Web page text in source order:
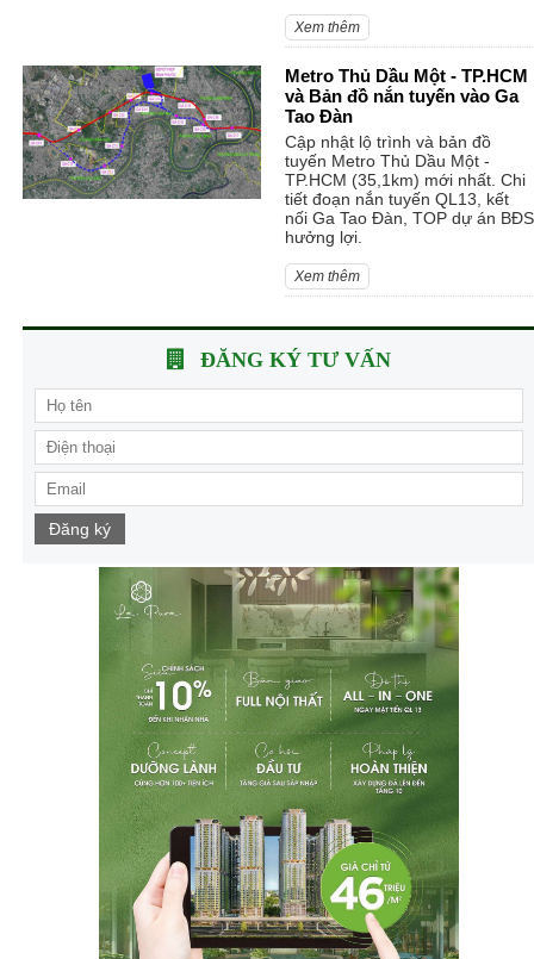
Xem thêm
Metro Thủ Dầu Một - TP.HCM
và Bản đồ nắn tuyến vào Ga
Tao Đàn
Cập nhật lộ trình và bản đồ
tuyến Metro Thủ Dầu Một -
TP.HCM (35,1km) mới nhất. Chi
tiết đoạn nắn tuyến QL13, kết
nối Ga Tao Đàn, TOP dự án BĐS
hưởng lợi.
Xem thêm
ĐĂNG KÝ TƯ VẤN
Đăng ký